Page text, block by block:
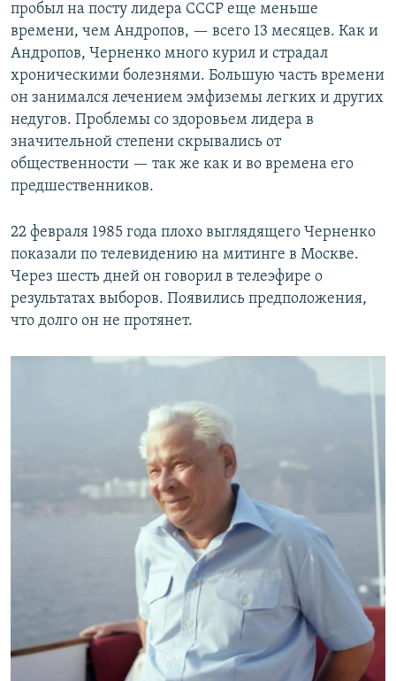
пробыл на посту лидера СССР еще меньше
времени, чем Андропов, — всего 13 месяцев. Как и
Андропов, Черненко много курил и страдал
хроническими болезнями. Большую часть времени
он занимался лечением эмфиземы легких и других
недугов. Проблемы со здоровьем лидера в
значительной степени скрывались от
общественности — так же как и во времена его
предшественников.
22 февраля 1985 года плохо выглядящего Черненко
показали по телевидению на митинге в Москве.
Через шесть дней он говорил в телеэфире о
результатах выборов. Появились предположения,
что долго он не протянет.